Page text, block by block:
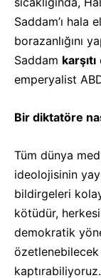
Saddam’ı hala
borazanlığını
Saddam karşıtı
emperyalist
Bir diktatöre
Tüm dünya
ideolojisinin
bildirgeleri
kötüdür,
demokratik